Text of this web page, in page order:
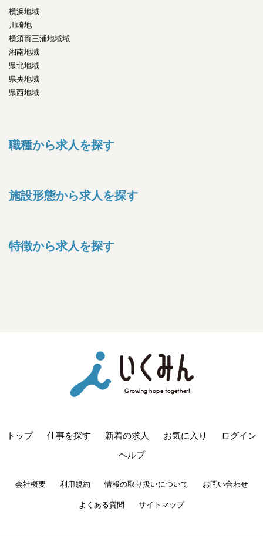
横浜地域
川崎地
横須賀三浦地域域
湘南地域
県北地域
県央地域
県西地域
職種から求人を探す
施設形態から求人を探す
特徴から求人を探す
トップ 仕事を探す 新着の求人 お気に入り ログイン
ヘルプ
会社概要 利用規約 情報の取り扱いについて お問い合わせ
よくある質問 サイトマップ